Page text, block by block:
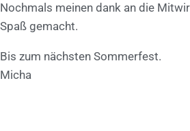
Nochmals meinen dank an die
Spaß gemacht.
Bis zum nächsten Sommerfest.
Micha